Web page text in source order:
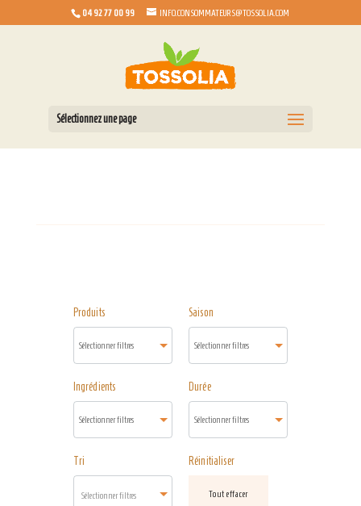
04 92 77 00 99 INFO.CONSOMMATEURS@TOSSOLIA.COM
Sélectionnez une page
Produits Saison
Ingrédients Durée
Tri
Sélectionner filtres
Réinitialiser
Tout effacer